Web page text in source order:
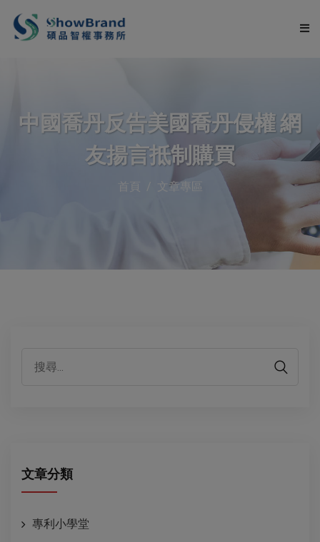
服務項目
中國喬丹反告美國喬丹侵權 網
友揚言抵制購買
首頁 文章專區
文章分類
專利小學堂